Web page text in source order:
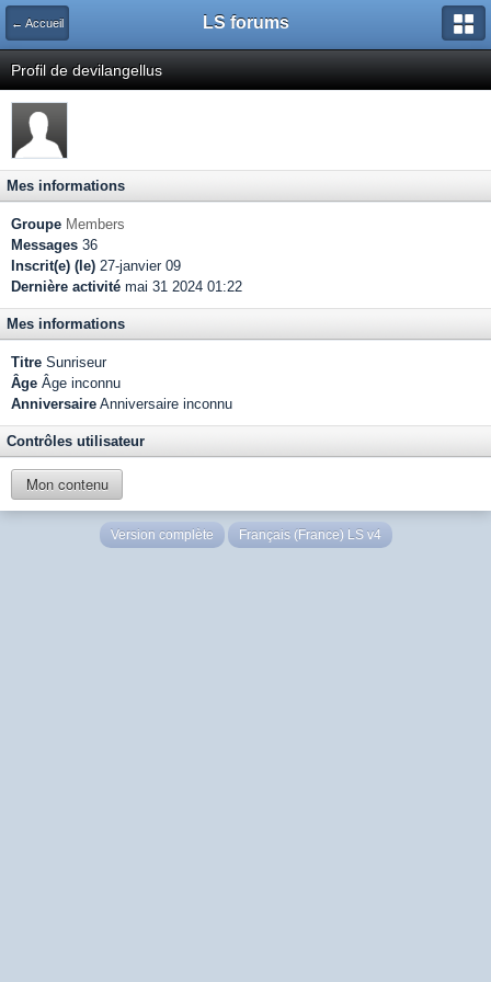
← Accueil LS forums
Profil de devilangellus
Mes informations
Groupe Members
Messages 36
Inscrit(e) (le) 27-janvier 09
Dernière activité mai 31 2024 01:22
Mes informations
Titre Sunriseur
Âge Âge inconnu
Anniversaire Anniversaire inconnu
Contrôles utilisateur
Mon contenu
Version complète Français (France) LS v4